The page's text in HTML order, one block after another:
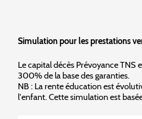
Simulation pour les prestations
Le capital décès Prévoyance TNS
300% de la base des garanties.
NB : La rente éducation est
l'enfant. Cette simulation est